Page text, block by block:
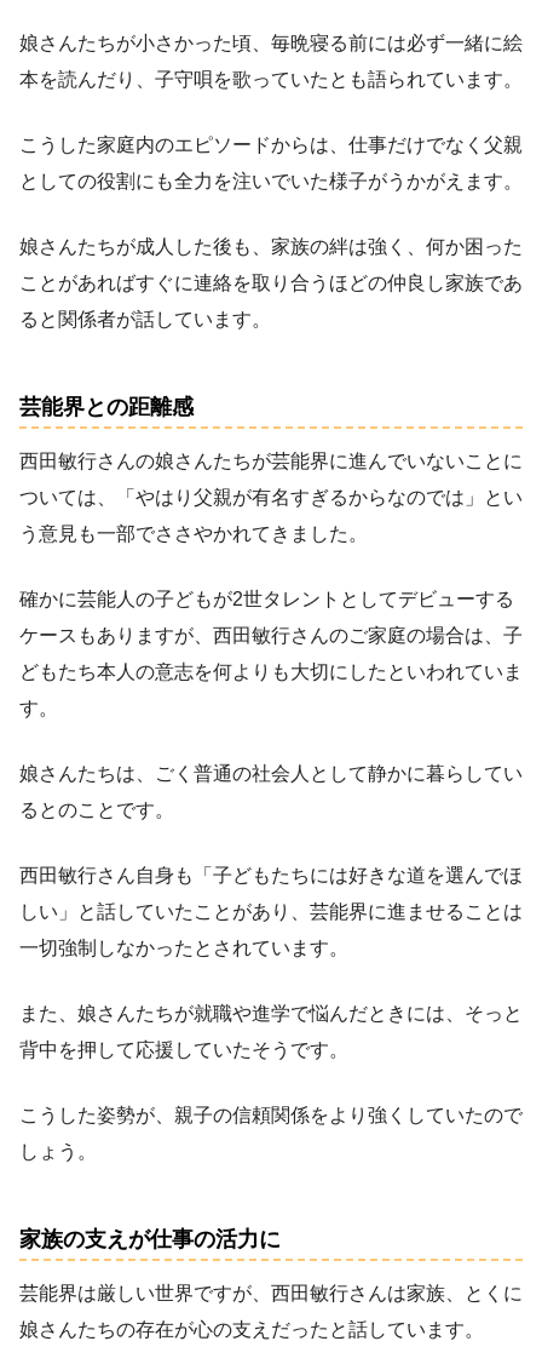
娘さんたちが小さかった頃、毎晩寝る前には必ず一緒に絵
本を読んだり、子守唄を歌っていたとも語られています。
こうした家庭内のエピソードからは、仕事だけでなく父親
としての役割にも全力を注いでいた様子がうかがえます。
娘さんたちが成人した後も、家族の絆は強く、何か困った
ことがあればすぐに連絡を取り合うほどの仲良し家族であ
ると関係者が話しています。
芸能界との距離感
西田敏行さんの娘さんたちが芸能界に進んでいないことに
ついては、「やはり父親が有名すぎるからなのでは」とい
う意見も一部でささやかれてきました。
確かに芸能人の子どもが2世タレントとしてデビューする
ケースもありますが、西田敏行さんのご家庭の場合は、子
どもたち本人の意志を何よりも大切にしたといわれていま
す。
娘さんたちは、ごく普通の社会人として静かに暮らしてい
るとのことです。
西田敏行さん自身も「子どもたちには好きな道を選んでほ
しい」と話していたことがあり、芸能界に進ませることは
一切強制しなかったとされています。
また、娘さんたちが就職や進学で悩んだときには、そっと
背中を押して応援していたそうです。
こうした姿勢が、親子の信頼関係をより強くしていたので
しょう。
家族の支えが仕事の活力に
芸能界は厳しい世界ですが、西田敏行さんは家族、とくに
娘さんたちの存在が心の支えだったと話しています。